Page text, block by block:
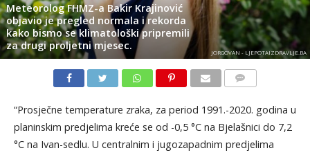
Meteorolog FHMZ-a Bakir Krajinović
objavio je pregled normala i rekorda
kako bismo se klimatološki pripremili
za drugi proljetni mjesec.
JORGOVAN - LJEPOTAIZDRAVLJE.BA
“Prosječne temperature zraka, za period 1991.-2020. godina u
planinskim predjelima kreće se od -0,5 °C na Bjelašnici do 7,2
°C na Ivan-sedlu. U centralnim i jugozapadnim predjelima